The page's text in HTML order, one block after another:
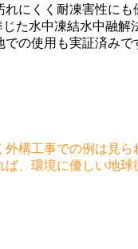
にくく耐凍害性にも
水中凍結水中融解
の使用も実証済みで
構工事での例は見
、環境に優しい地球